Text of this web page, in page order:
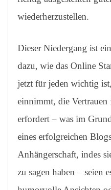
wiederherzustellen.
Dieser Niedergang ist
dazu, wie das Online
jetzt für jeden wichtig
einnimmt, die
erfordert – was im
eines erfolgreichen
Anhängerschaft, indes
zu sagen haben – seien